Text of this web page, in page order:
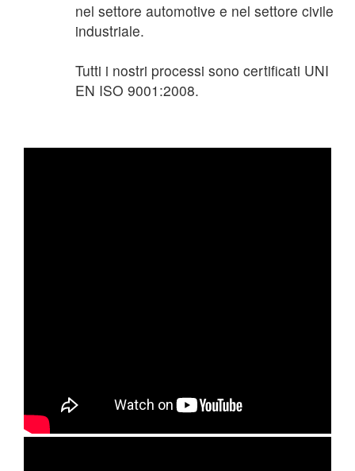
nel settore automotive e nel settore civile
industriale.
Tutti i nostri processi sono certificati UNI
EN ISO 9001:2008.